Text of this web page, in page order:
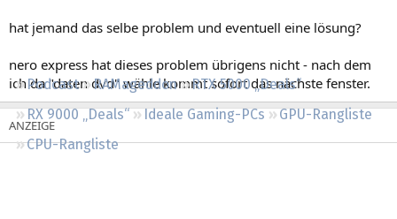
Regeln
Podcast RAMageddon
RTX 5000 „Deals“
RX 9000 „Deals“
Ideale Gaming-PCs
GPU-Rangliste
CPU-Rangliste
hat jemand das selbe problem und eventuell eine lösung?
nero express hat dieses problem übrigens nicht - nach dem
ich da "daten dvd" wähle kommt sofort das nächste fenster.